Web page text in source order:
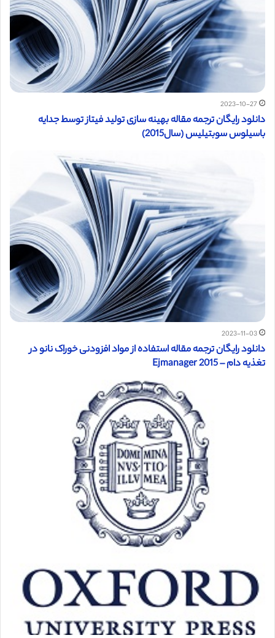
2023-10-27
دانلود رایگان ترجمه مقاله بهینه سازی تولید فیتاز توسط جدایه
باسیلوس سوبتیلیس (سال2015)
2023-11-03
دانلود رایگان ترجمه مقاله استفاده از مواد افزودنی خوراک نانو در
تغذیه دام – Ejmanager 2015